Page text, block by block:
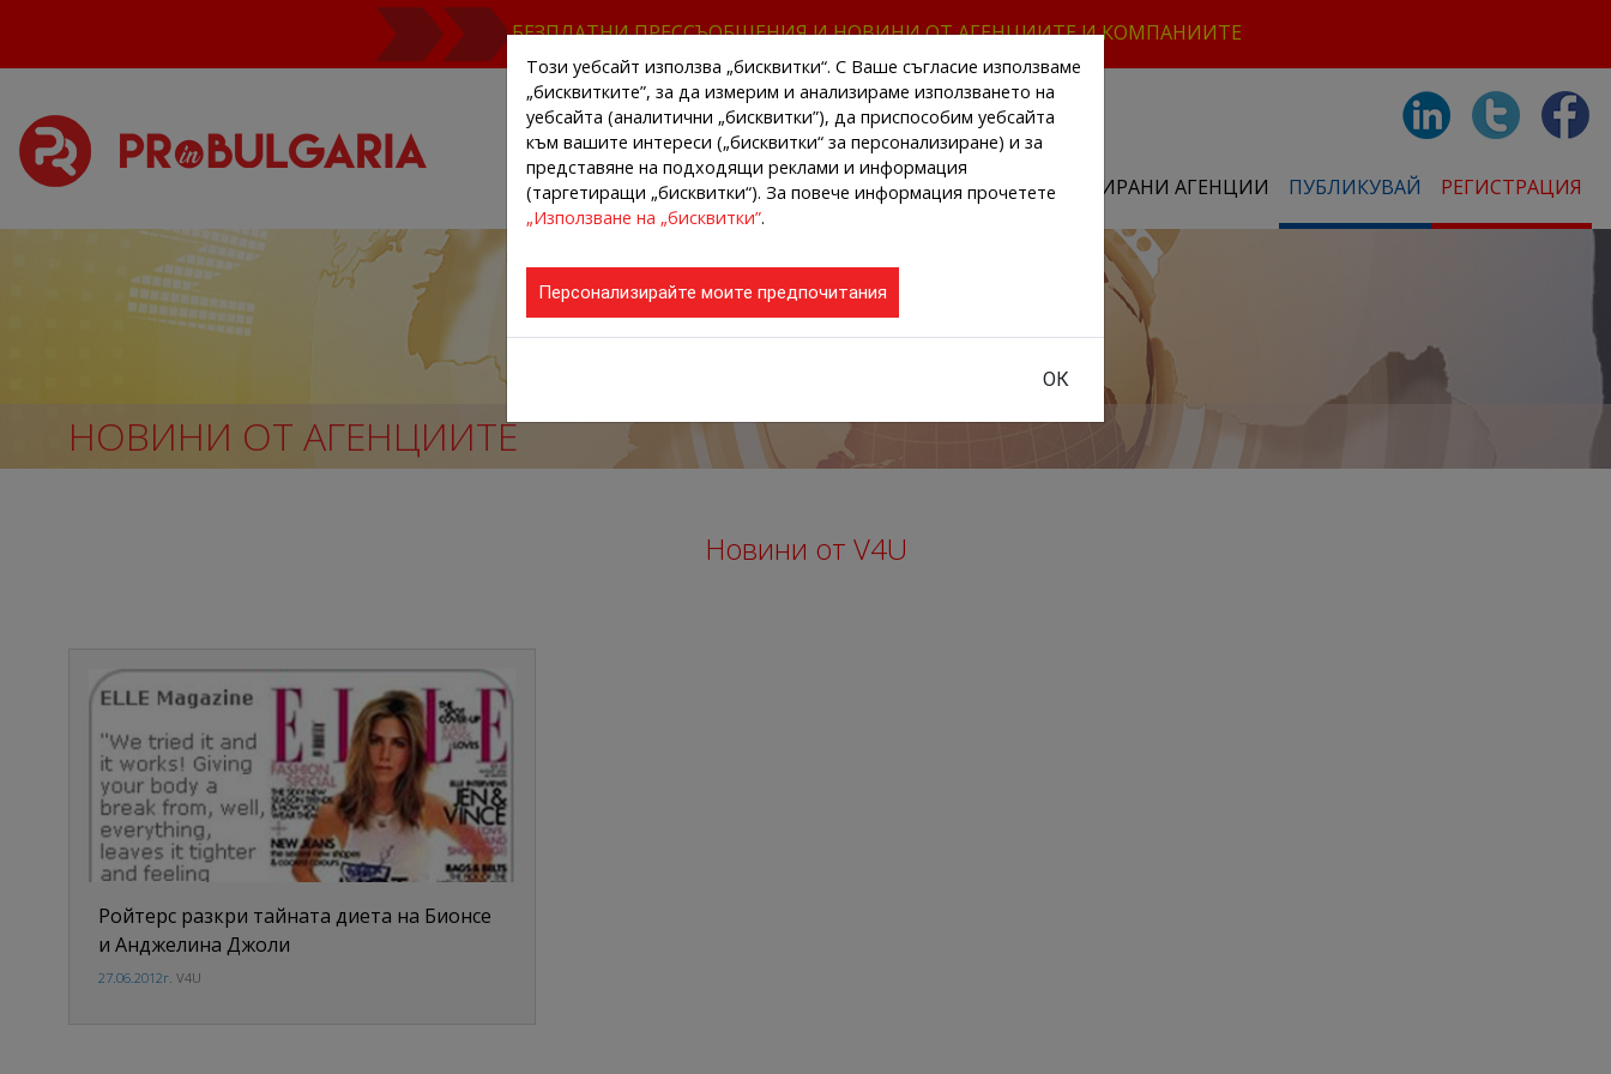
БЕЗПЛАТНИ ПРЕССЪОБЩЕНИЯ И НОВИНИ ОТ АГЕНЦИИТЕ И КОМПАНИИТЕ
НАЧАЛО НОВИНИ ОТ АГЕНЦИИТЕ РЕГИСТРИРАНИ АГЕНЦИИ ПУБЛИКУВАЙ РЕГИСТРАЦИЯ
НОВИНИ ОТ АГЕНЦИИТЕ
Новини от V4U
Ройтерс разкри тайната диета на Бионсе
и Анджелина Джоли
27.06.2012г. V4U
Този уебсайт използва „бисквитки“. С Ваше съгласие използваме
„бисквитките”, за да измерим и анализираме използването на
уебсайта (аналитични „бисквитки”), да приспособим уебсайта
към вашите интереси („бисквитки“ за персонализиране) и за
представяне на подходящи реклами и информация
(таргетиращи „бисквитки“). За повече информация прочетете
„Използване на „бисквитки”.
Персонализирайте моите предпочитания
ОК